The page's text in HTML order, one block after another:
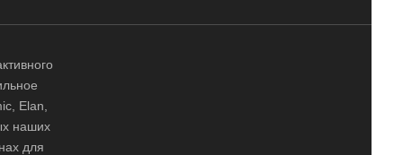
Elan,
наших
для